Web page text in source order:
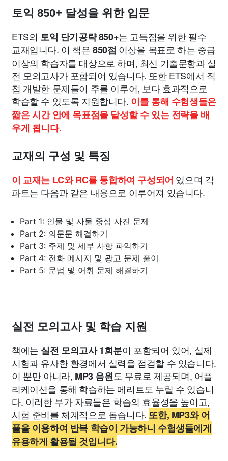
토익 850+ 달성을 위한 입문
ETS의 토익 단기공략 850+는 고득점을 위한 필수
교재입니다. 이 책은850점 이상을 목표로 하는 중급
이상의 학습자를 대상으로 하며, 최신 기출문항과 실
전 모의고사가 포함되어 있습니다. 또한 ETS에서 직
접 개발한 문제들이 주를 이루어, 보다 효과적으로
학습할 수 있도록 지원합니다. 이를 통해 수험생들은
짧은 시간 안에 목표점을 달성할 수 있는 전략을 배
우게 됩니다.
교재의 구성 및 특징
이 교재는 LC와 RC를 통합하여 구성되어 있으며 각
파트는 다음과 같은 내용으로 이루어져 있습니다.
Part 1: 인물 및 사물 중심 사진 문제
Part 2: 의문문 해결하기
Part 3: 주제 및 세부 사항 파악하기
Part 4: 전화 메시지 및 광고 문제 풀이
Part 5: 문법 및 어휘 문제 해결하기
실전 모의고사 및 학습 지원
책에는 실전 모의고사 1회분이 포함되어 있어, 실제
시험과 유사한 환경에서 실력을 점검할 수 있습니다.
이 뿐만 아니라, MP3 음원도 무료로 제공되며, 어플
리케이션을 통해 학습하는 메리트도 누릴 수 있습니
다. 이러한 부가 자료들은 학습의 효율성을 높이고,
시험 준비를 체계적으로 돕습니다. 또한, MP3와 어
플을 이용하여 반복 학습이 가능하니 수험생들에게
유용하게 활용될 것입니다.